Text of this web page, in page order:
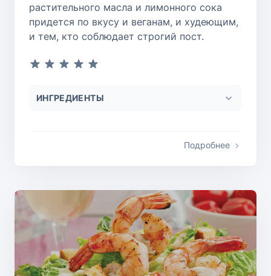
растительного масла и лимонного сока
придется по вкусу и веганам, и худеющим,
и тем, кто соблюдает строгий пост.
ИНГРЕДИЕНТЫ
Подробнее